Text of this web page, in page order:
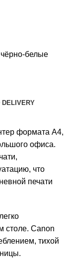
белые
DELIVERY
формата A4,
офиса.
что
печати
столе. Canon
тихой